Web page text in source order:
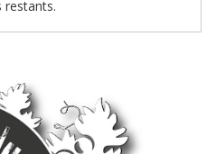
restants.